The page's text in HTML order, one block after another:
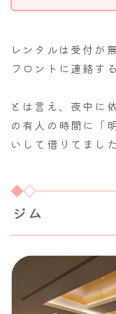
レンタルは受付が
フロントに連絡す
とは言え、夜中に
の有人の時間に「
いして借りてました
ジム